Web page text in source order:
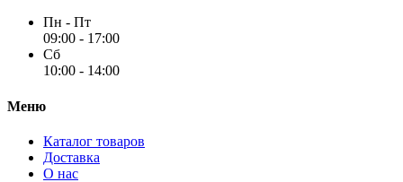
Пн - Пт
09:00 - 17:00
Сб
10:00 - 14:00
Меню
Каталог товаров
Доставка
О нас